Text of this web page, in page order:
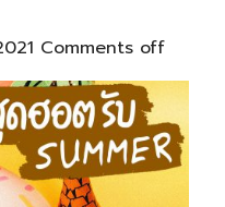
Comments off